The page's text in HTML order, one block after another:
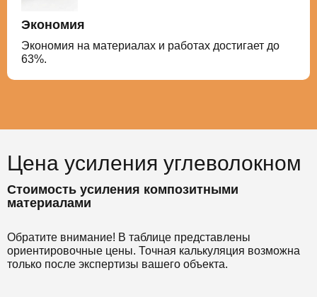
Экономия
Экономия на материалах и работах достигает до
63%.
Цена усиления углеволокном
Стоимость усиления композитными
материалами
Обратите внимание! В таблице представлены
ориентировочные цены. Точная калькуляция возможна
только после экспертизы вашего объекта.